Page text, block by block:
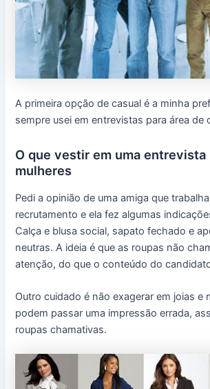
A primeira opção de casual é a minha
sempre usei em entrevistas para área de
O que vestir em uma entrevista
mulheres
Pedi a opinião de uma amiga que
recrutamento e ela fez algumas
Calça e blusa social, sapato fechado e
neutras. A ideia é que as roupas não
atenção, do que o conteúdo do
Outro cuidado é não exagerar em joias e
podem passar uma impressão errada,
roupas chamativas.